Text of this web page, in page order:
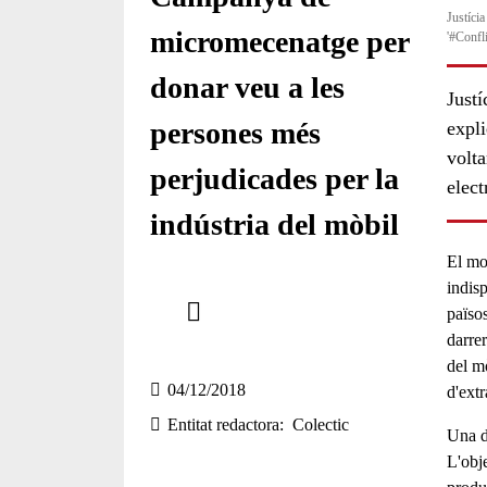
micromecenatge per
donar veu a les
persones més
perjudicades per la
indústria del mòbil
04/12/2018
Entitat redactora
Colectic
El
del
Una